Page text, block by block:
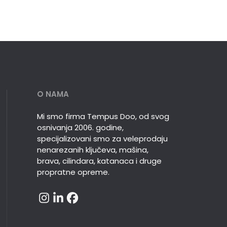
O NAMA
Mi smo firma Tempus Doo, od svog
osnivanja 2006. godine,
specijalizovani smo za veleprodaju
nenarezanih ključeva, mašina,
brava, cilindara, katanaca i druge
propratne opreme.